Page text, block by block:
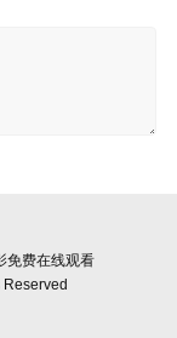
免费在线观看